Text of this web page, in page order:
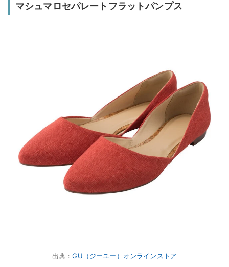
マシュマロセパレートフラットパンプス
出典：GU（ジーユー）オンラインストア